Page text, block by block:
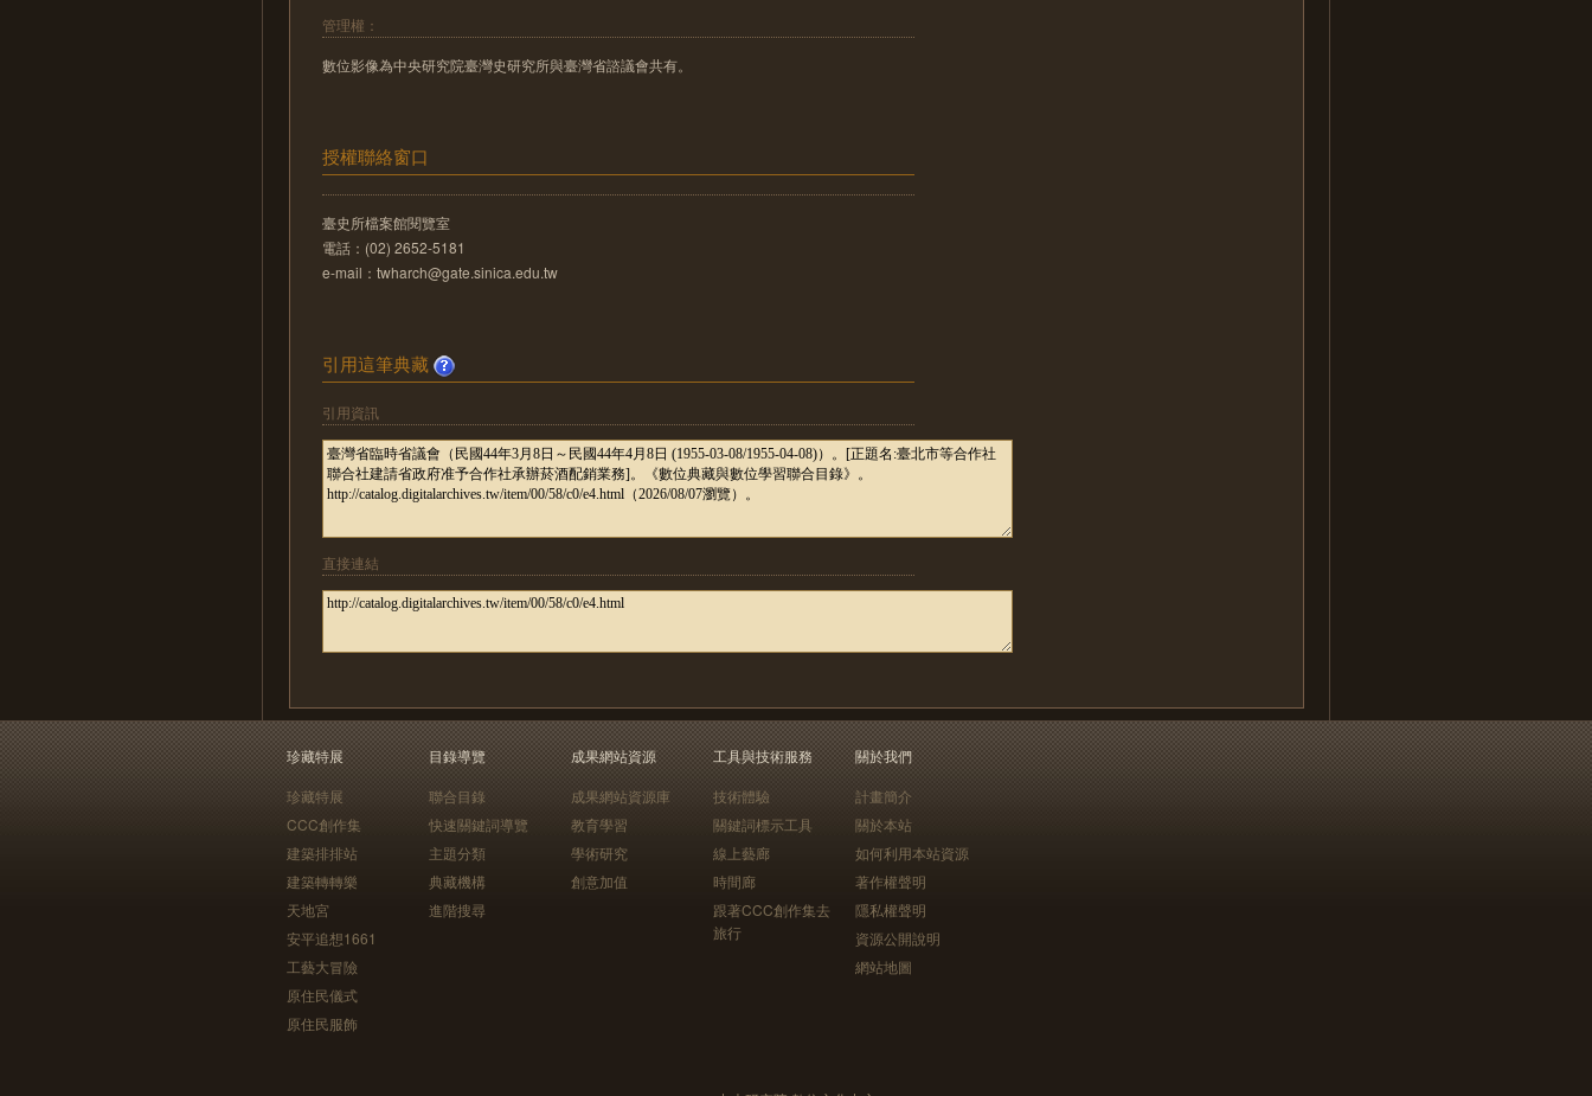
管理權：
數位影像為中央研究院臺灣史研究所與臺灣省諮議會共有。
授權聯絡窗口
臺史所檔案館閱覽室
電話：(02) 2652-5181
e-mail：twharch@gate.sinica.edu.tw
引用這筆典藏
引用資訊
直接連結
珍藏特展
珍藏特展
CCC創作集
建築排排站
建築轉轉樂
天地宮
安平追想1661
工藝大冒險
原住民儀式
原住民服飾
目錄導覽
聯合目錄
快速關鍵詞導覽
主題分類
典藏機構
進階搜尋
成果網站資源
成果網站資源庫
教育學習
學術研究
創意加值
工具與技術服務
技術體驗
關鍵詞標示工具
線上藝廊
時間廊
跟著CCC創作集去
旅行
關於我們
計畫簡介
關於本站
如何利用本站資源
著作權聲明
隱私權聲明
資源公開說明
網站地圖